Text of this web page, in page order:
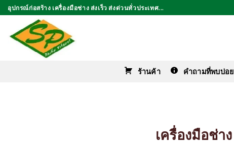
ข้าม
ไป
เนื้อหา
อุปกรณ์ก่อสร้าง เครื่องมือช่าง ส่งเร็ว ส่งด่วนทั่วประเทศ...
ร้านค้า คำถามที่พบบ่อย
เครื่องมือช่า